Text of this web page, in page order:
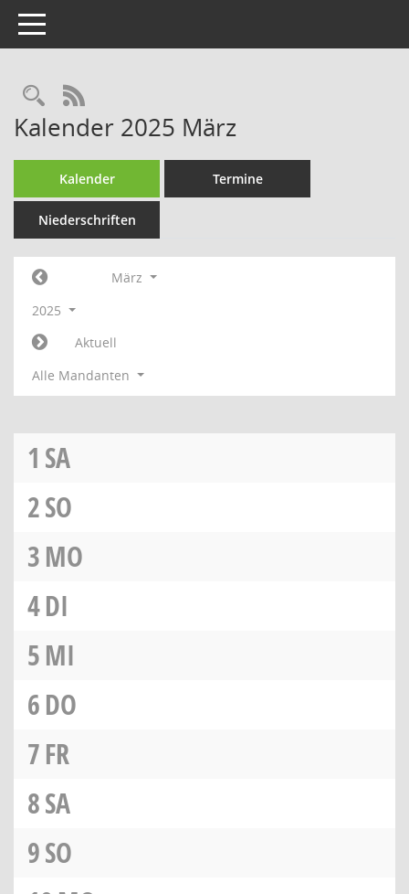
Toggle navigation
Rechercheauswahl
RSS-Feed
Kalender 2025 März
Kalender Termine
Niederschriften
März
2025
Aktuell
Alle Mandanten
1 SA
2SO
3MO
4DI
5MI
6DO
7FR
8SA
9SO